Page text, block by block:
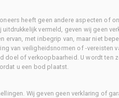
heeft geen andere aspecten of
vermeld, geven wij geen
met inbegrip van, maar niet
van veiligheidsnormen of -vereisten
doel of verkoopbaarheid. U wordt ten
u een bod plaatst.
Wij geven geen verklaring of